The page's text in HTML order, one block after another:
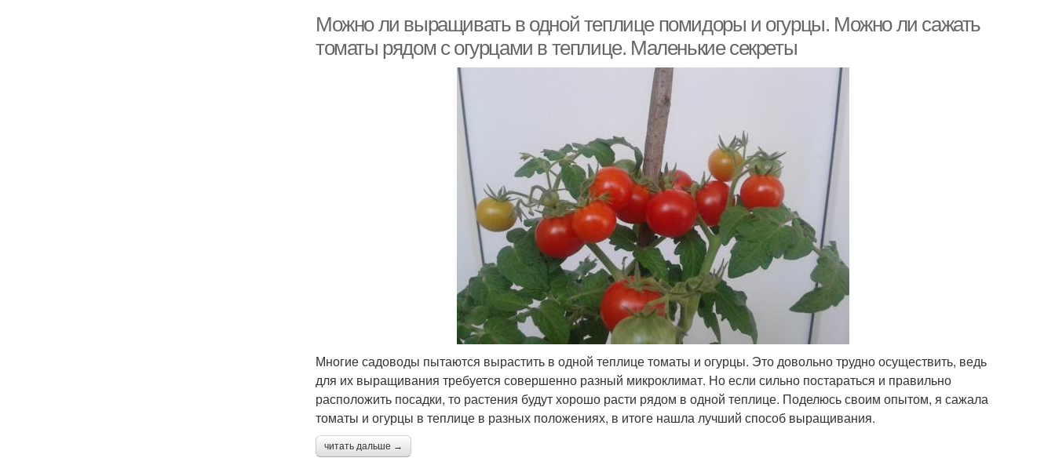
Можно ли выращивать в одной теплице помидоры и огурцы. Можно ли сажать
томаты рядом с огурцами в теплице. Маленькие секреты
Многие садоводы пытаются вырастить в одной теплице томаты и огурцы. Это довольно трудно осуществить, ведь
для их выращивания требуется совершенно разный микроклимат. Но если сильно постараться и правильно
расположить посадки, то растения будут хорошо расти рядом в одной теплице. Поделюсь своим опытом, я сажала
томаты и огурцы в теплице в разных положениях, в итоге нашла лучший способ выращивания.
читать дальше →